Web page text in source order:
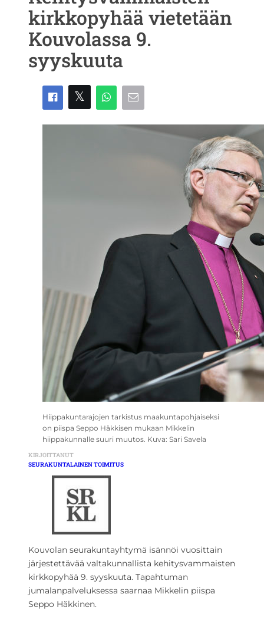
kirkkopyhää vietetään
Kouvolassa 9.
syyskuuta
Hiippakuntarajojen tarkistus maakuntapohjaiseksi
on piispa Seppo Häkkisen mukaan Mikkelin
hiippakunnalle suuri muutos. Kuva: Sari Savela
KIRJOITTANUT
SEURAKUNTALAINEN TOIMITUS
Kouvolan seurakuntayhtymä isännöi vuosittain
järjestettävää valtakunnallista kehitysvammaisten
kirkkopyhää 9. syyskuuta. Tapahtuman
jumalanpalveluksessa saarnaa Mikkelin piispa
Seppo Häkkinen.